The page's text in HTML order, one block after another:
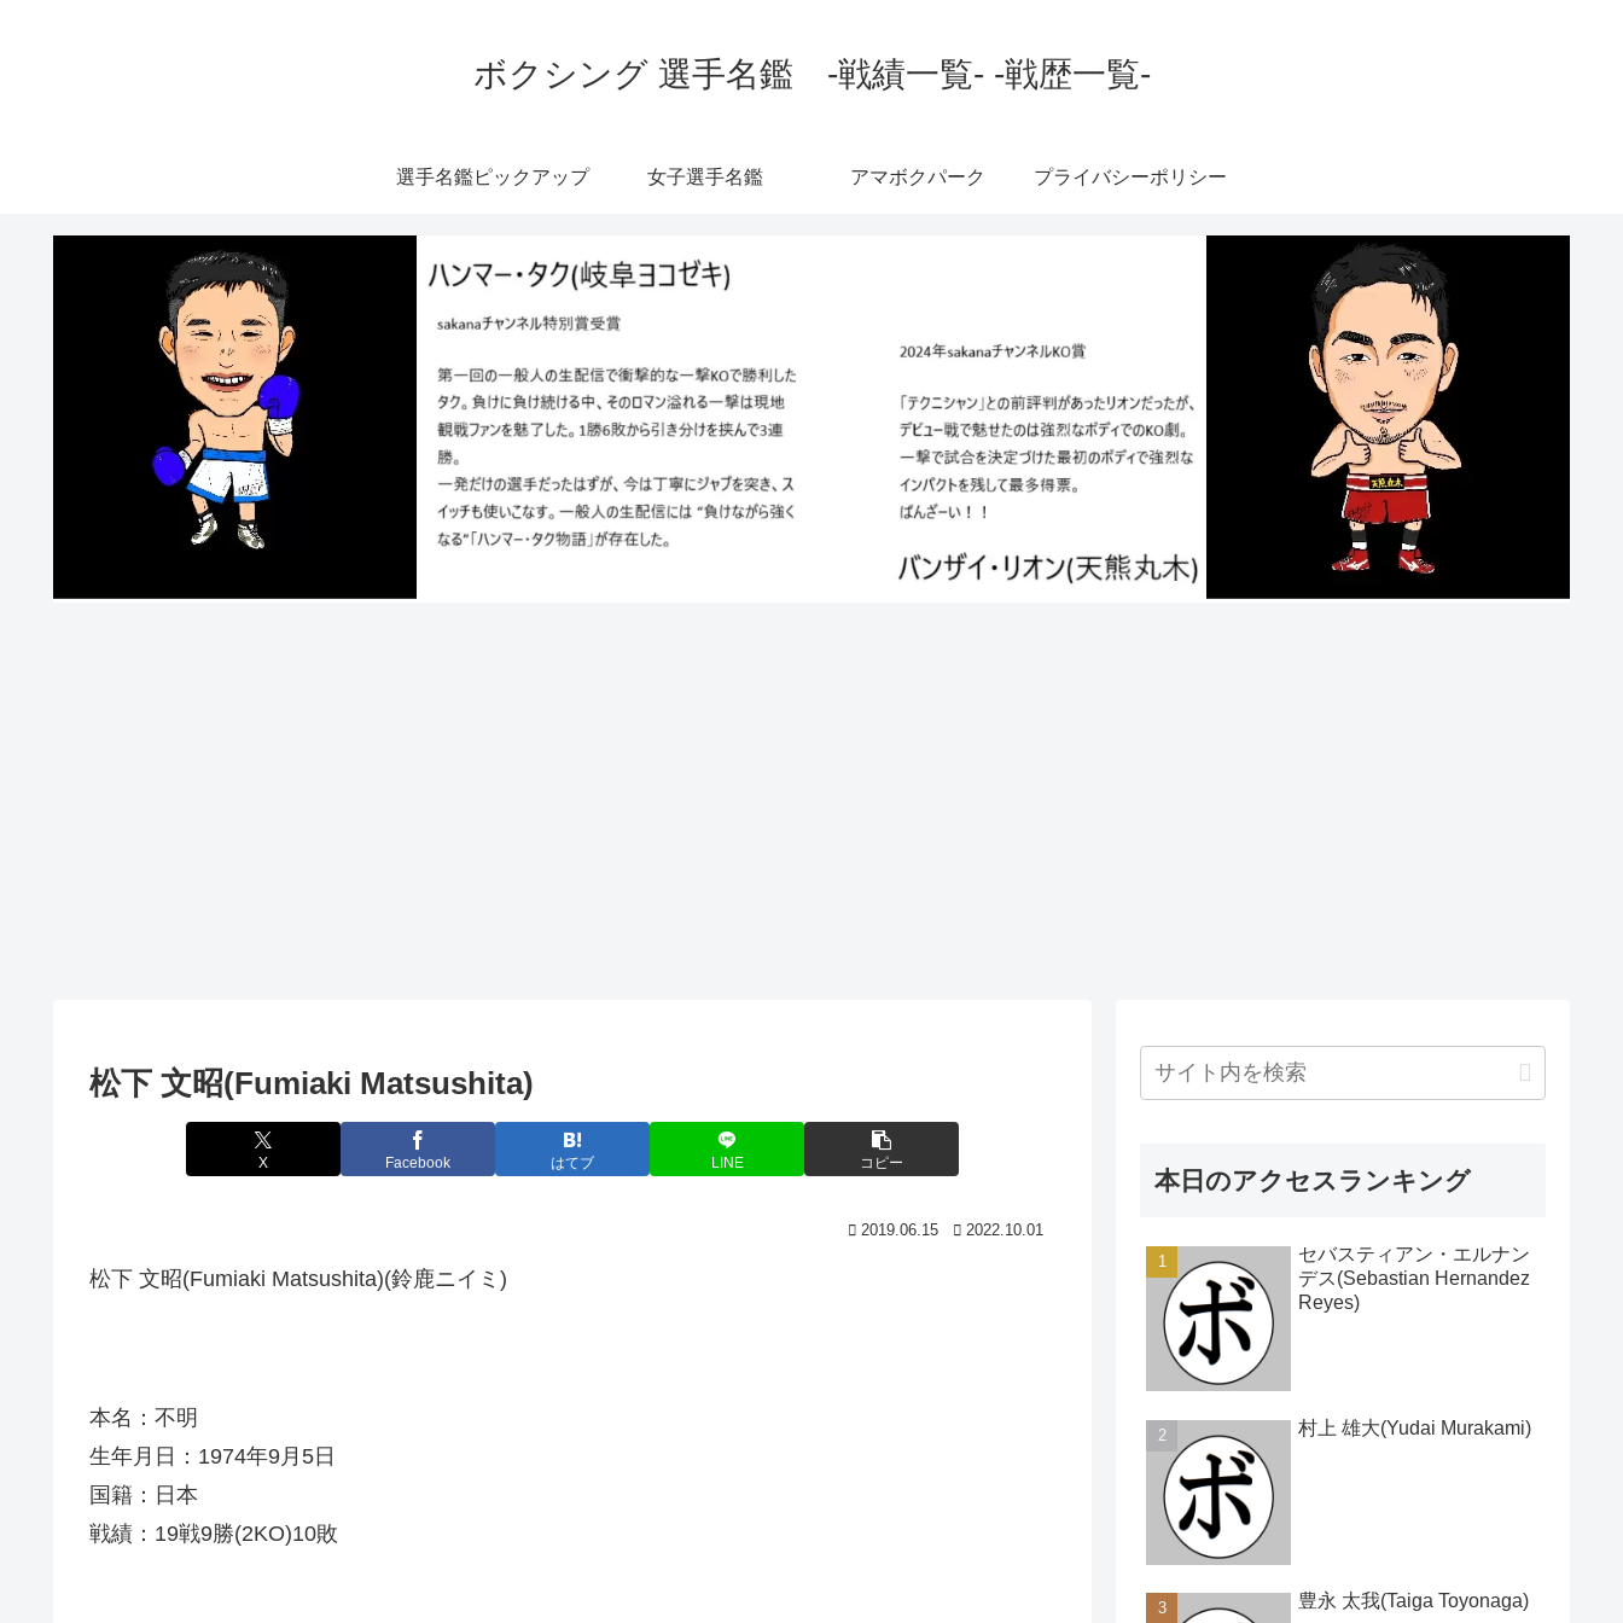
ボクシング 選手名鑑 -戦績一覧- -戦歴一覧-
選手名鑑ピックアップ 女子選手名鑑 アマボクパーク プライバシーポリシー
松下 文昭(Fumiaki Matsushita)
X Facebook はてブ LINE コピー
2019.06.15 2022.10.01
松下 文昭(Fumiaki Matsushita)(鈴鹿ニイミ)
本名：不明
生年月日：1974年9月5日
国籍：日本
戦績：19戦9勝(2KO)10敗
本日のアクセスランキング
セバスティアン・エルナン
デス(Sebastian Hernandez
Reyes)
村上 雄大(Yudai Murakami)
豊永 太我(Taiga Toyonaga)